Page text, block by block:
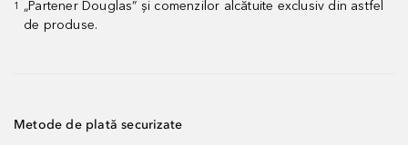
1
„Partener Douglas” și comenzilor alcătuite exclusiv din astfel
de produse.
Metode de plată securizate